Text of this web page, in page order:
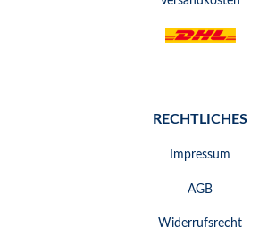
RECHTLICHES
Impressum
AGB
Widerrufsrecht